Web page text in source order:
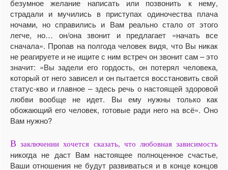
безумное желание написать или позвонить к нему,
страдали и мучились в приступах одиночества плача
ночами, но справились и Вам реально стало от этого
легче, но… он/она звонит и предлагает «начать все
сначала». Пропав на полгода человек видя, что Вы никак
не реагируете и не ищите с ним встреч он звонит сам – это
значит: «Вы задели его гордость, он потерял человека,
который от него зависел и он пытается восстановить свой
статус-кво и главное – здесь речь о настоящей здоровой
любви вообще не идет. Вы ему нужны только как
обожающий его человек, готовые ради него на всё». Оно
Вам нужно?
В заключении хочется сказать, что любовная зависимость
никогда не даст Вам настоящее полноценное счастье,
Ваши отношения не будут развиваться и в конце концов